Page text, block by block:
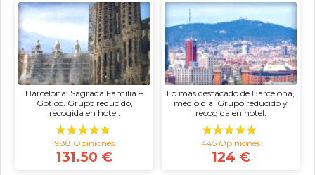
Barcelona: Sagrada Familia +
Gótico. Grupo reducido,
recogida en hotel.
988 Opiniones
131.50 €
Lo más destacado de Barcelona,
medio día. Grupo reducido y
recogida en hotel.
445 Opiniones
124 €